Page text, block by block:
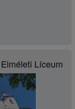
Líceum